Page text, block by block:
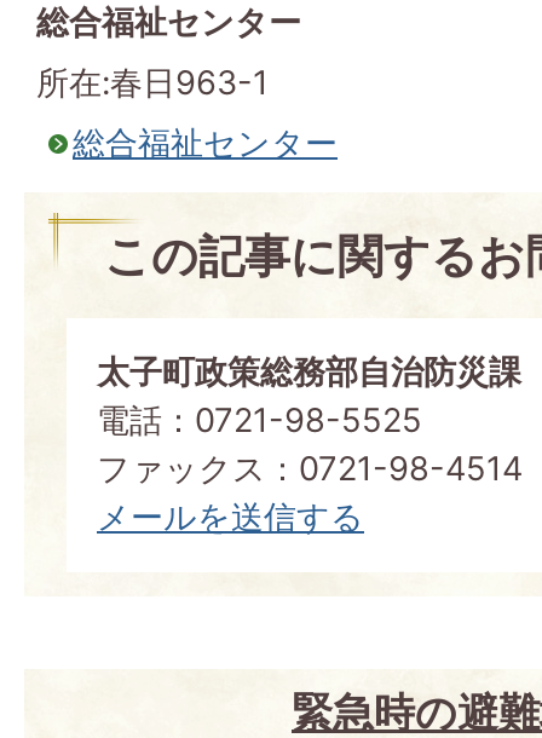
総合福祉センター
所在:春日963-1
総合福祉センター
この記事に関する
太子町政策総務部自治防災課
電話：0721-98-5525
ファックス：0721-98-4514
メールを送信する
緊急時の避